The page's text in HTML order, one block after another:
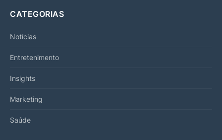
CATEGORIAS
Notícias
Entretenimento
Insights
Marketing
Saúde